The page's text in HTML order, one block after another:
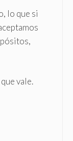
lo que si
vale.